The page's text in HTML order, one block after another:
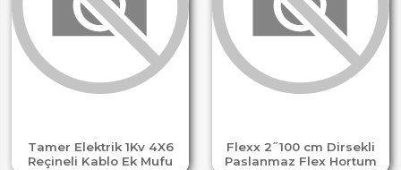
Tamer Elektrik 1Kv 4X6
Reçineli Kablo Ek Mufu
Flexx 2 ̋ 100 cm Dirsekli
Paslanmaz Flex Hortum